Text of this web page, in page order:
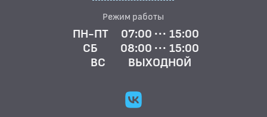
Режим работы
ПН-ПТ
07:00 ··· 15:00
СБ
08:00 ··· 15:00
ВС
ВЫХОДНОЙ